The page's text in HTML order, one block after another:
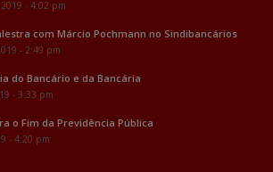
- 4:02 pm
com Márcio Pochmann no Sindibancários
- 2:49 pm
do Bancário e da Bancária
- 3:33 pm
o Fim da Previdência Pública
- 4:20 pm